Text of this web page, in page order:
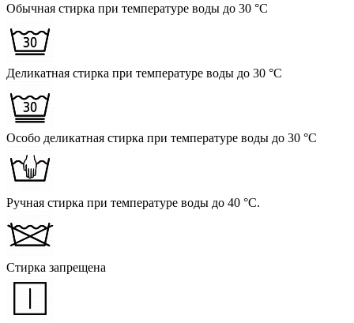
Обычная стирка при температуре воды до 30 °C
Деликатная стирка при температуре воды до 30 °C
Особо деликатная стирка при температуре воды до 30 °C
Ручная стирка при температуре воды до 40 °C.
Стирка запрещена